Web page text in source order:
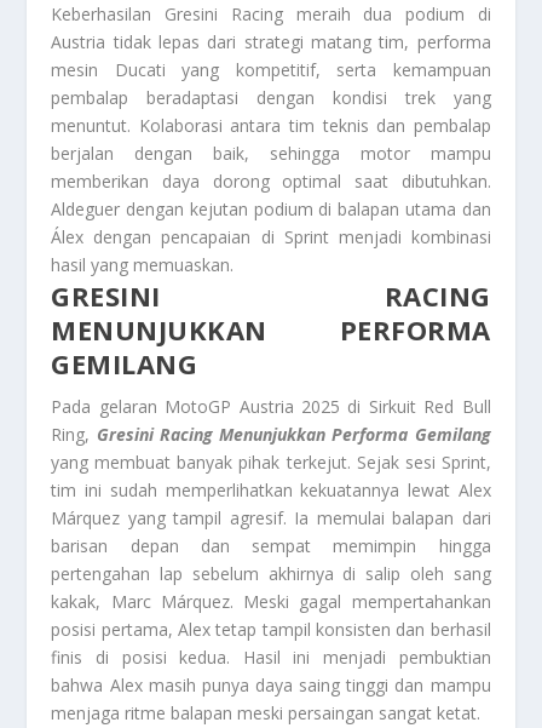
Keberhasilan Gresini Racing meraih dua podium di
Austria tidak lepas dari strategi matang tim, performa
mesin Ducati yang kompetitif, serta kemampuan
pembalap beradaptasi dengan kondisi trek yang
menuntut. Kolaborasi antara tim teknis dan pembalap
berjalan dengan baik, sehingga motor mampu
memberikan daya dorong optimal saat dibutuhkan.
Aldeguer dengan kejutan podium di balapan utama dan
Álex dengan pencapaian di Sprint menjadi kombinasi
hasil yang memuaskan.
GRESINI RACING
MENUNJUKKAN PERFORMA
GEMILANG
Pada gelaran MotoGP Austria 2025 di Sirkuit Red Bull
Ring, Gresini Racing Menunjukkan Performa Gemilang
yang membuat banyak pihak terkejut. Sejak sesi Sprint,
tim ini sudah memperlihatkan kekuatannya lewat Alex
Márquez yang tampil agresif. Ia memulai balapan dari
barisan depan dan sempat memimpin hingga
pertengahan lap sebelum akhirnya di salip oleh sang
kakak, Marc Márquez. Meski gagal mempertahankan
posisi pertama, Alex tetap tampil konsisten dan berhasil
finis di posisi kedua. Hasil ini menjadi pembuktian
bahwa Alex masih punya daya saing tinggi dan mampu
menjaga ritme balapan meski persaingan sangat ketat.